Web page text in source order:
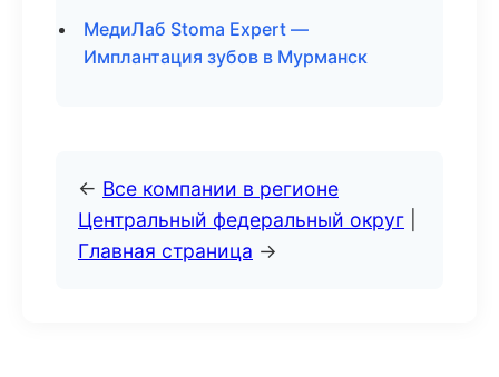
МедиЛаб Stoma Expert —
Имплантация зубов в Мурманск
← Все компании в регионе
Центральный федеральный округ
Главная страница →